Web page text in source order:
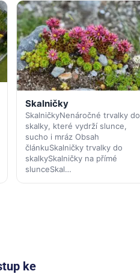
Skalničky
SkalničkyNenáročné trvalky do
skalky, které vydrží slunce,
sucho i mráz Obsah
článkuSkalničky trvalky do
skalkySkalničky na přímé
slunceSkal…
ke